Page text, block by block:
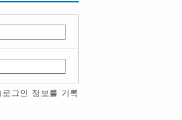
로그인 정보를 기록